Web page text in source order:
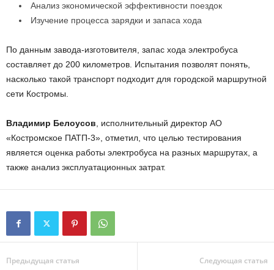
Анализ экономической эффективности поездок
Изучение процесса зарядки и запаса хода
По данным завода-изготовителя, запас хода электробуса
составляет до 200 километров. Испытания позволят понять,
насколько такой транспорт подходит для городской маршрутной
сети Костромы.
Владимир Белоусов , исполнительный директор АО
«Костромское ПАТП-3», отметил, что целью тестирования
является оценка работы электробуса на разных маршрутах, а
также анализ эксплуатационных затрат.
Предыдущая статья Следующая статья